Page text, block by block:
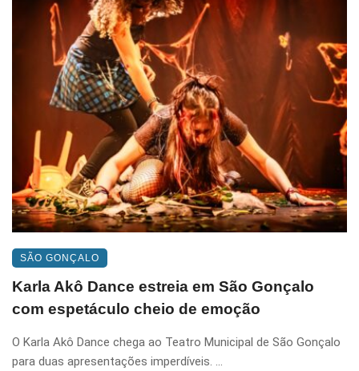
SÃO GONÇALO
Karla Akô Dance estreia em São Gonçalo
com espetáculo cheio de emoção
O Karla Akô Dance chega ao Teatro Municipal de São Gonçalo
para duas apresentações imperdíveis. ...